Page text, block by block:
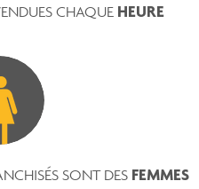
CHAQUE HEURE
SONT DES FEMMES